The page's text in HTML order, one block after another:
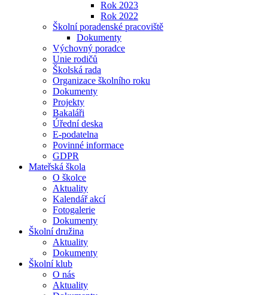
Rok 2023
Rok 2022
Školní poradenské pracoviště
Dokumenty
Výchovný poradce
Unie rodičů
Školská rada
Organizace školního roku
Dokumenty
Projekty
Bakaláři
Úřední deska
E-podatelna
Povinné informace
GDPR
Mateřská škola
O školce
Aktuality
Kalendář akcí
Fotogalerie
Dokumenty
Školní družina
Aktuality
Dokumenty
Školní klub
O nás
Aktuality